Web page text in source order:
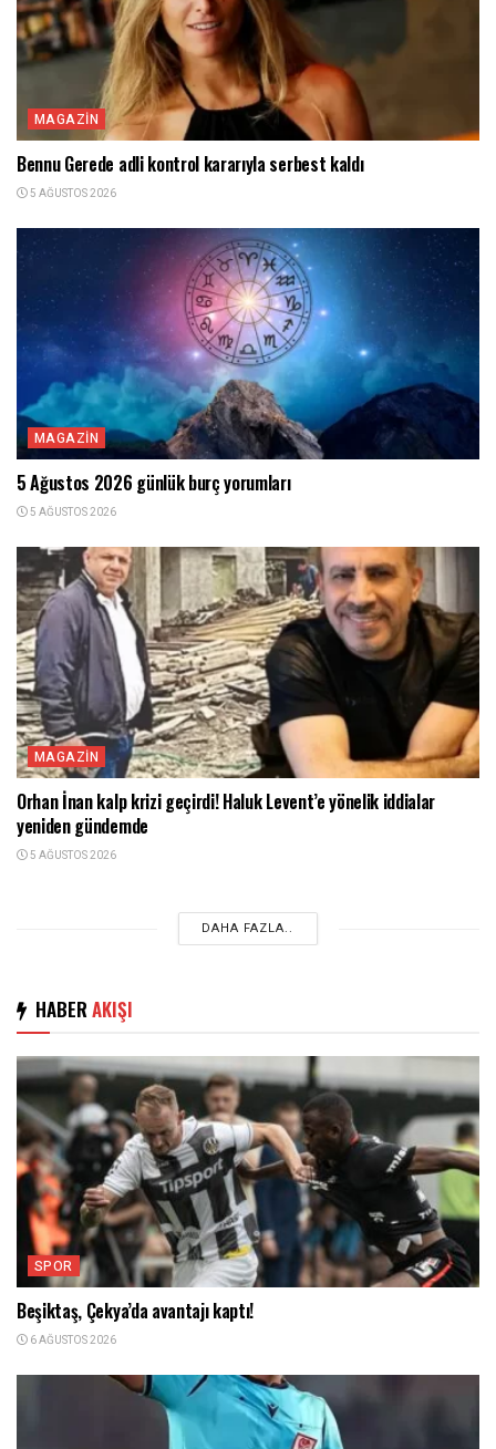
MAGAZIN
Bennu Gerede adli kontrol kararıyla serbest kaldı
5 AĞUSTOS 2026
MAGAZIN
5 Ağustos 2026 günlük burç yorumları
5 AĞUSTOS 2026
MAGAZIN
Orhan İnan kalp krizi geçirdi! Haluk Levent’e yönelik iddialar
yeniden gündemde
5 AĞUSTOS 2026
DAHA FAZLA..
HABER AKIŞI
SPOR
Beşiktaş, Çekya’da avantajı kaptı!
6 AĞUSTOS 2026